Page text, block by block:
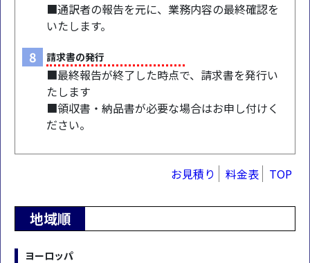
■通訳者の報告を元に、業務内容の最終確認を
いたします。
8 請求書の発行
■最終報告が終了した時点で、請求書を発行い
たします
■領収書・納品書が必要な場合はお申し付けく
ださい。
お見積り 料金表 TOP
地域順
ヨーロッパ